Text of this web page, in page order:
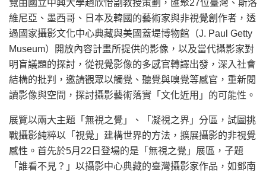
覽由國立中興大學趙欣怡副教授策劃，匯聚27位臺灣、斯洛
維尼亞、墨西哥、日本及韓國的藝術家與非視覺創作者，透
過國家攝影文化中心典藏與美國蓋堤博物館（J. Paul Getty
Museum）開放內容計畫所提供的影像，以及當代攝影家對
明盲議題的探討，從視覺影像的多感官轉譯出發，深入社會
結構的批判，邀請觀眾以觸覺、聽覺與嗅覺等感官，重新閱
讀影像與空間，探討攝影藝術落實「文化近用」的可能性。
展覽以兩大主題「無視之覺」、「凝視之界」分區，試圖挑
戰攝影純粹以「視覺」建構世界的方法，擴展攝影的非視覺
感性。首先於5月22日登場的是「無視之覺」展區，子題
「誰看不見？」以攝影中心典藏的臺灣攝影家作品，如鄧南